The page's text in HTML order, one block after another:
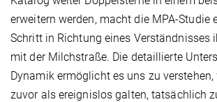
erweitern werden, macht die MPA-Studie
Schritt in Richtung eines Verständnisses
mit der Milchstraße. Die detaillierte
Dynamik ermöglicht es uns zu verstehen,
zuvor als ereignislos galten, tatsächlich